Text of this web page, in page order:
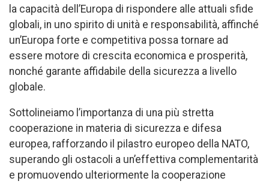
la capacità dell’Europa di rispondere alle attuali sfide
globali, in uno spirito di unità e responsabilità, affinché
un’Europa forte e competitiva possa tornare ad
essere motore di crescita economica e prosperità,
nonché garante affidabile della sicurezza a livello
globale.
Sottolineiamo l’importanza di una più stretta
cooperazione in materia di sicurezza e difesa
europea, rafforzando il pilastro europeo della NATO,
superando gli ostacoli a un’effettiva complementarità
e promuovendo ulteriormente la cooperazione